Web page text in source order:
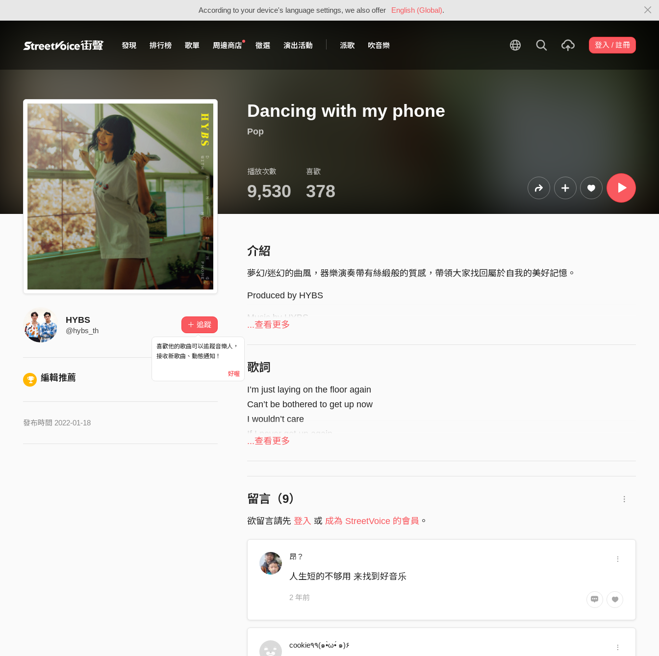
According to your device's language settings, we also offer English (Global).
發現 排行榜 歌單 周邊商店 徵選 演出活動 派歌 吹音樂 登入 / 註冊
Dancing with my phone
Pop
播放次數
9,530
喜歡
378
HYBS
@hybs_th
＋ 追蹤
喜歡他的歌曲可以追蹤音樂人，
接收新歌曲、動態通知！
好喔
編輯推薦
發布時間 2022-01-18
介紹
夢幻/迷幻的曲風，器樂演奏帶有絲緞般的質感，帶領大家找回屬於自我的美好記憶。
Produced by HYBS
Music by HYBS
Lyrics by HYBS
Arranged by HYBS
Mixed & Mastered by Henry Watkins
...查看更多
歌詞
I’m just laying on the floor again
Can’t be bothered to get up now
I wouldn’t care
If I never get up again
I don’t want to
I wanna know
If you feel the same way as me
Dancing I’m all alone
Figuring out how I can get you home
Dancing with my phone
Thinking about you
On my feet and now I’m out the door
I remember all your favorite stores
...查看更多
留言（9）
欲留言請先 登入 或 成為 StreetVoice 的會員 。
昂？
人生短的不够用 来找到好音乐
2 年前
cookie٩۹(๑•̀ω•́ ๑)۶